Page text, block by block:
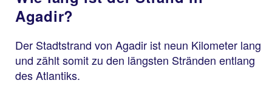
Agadir?
Der Stadtstrand von Agadir ist neun Kilometer lang
und zählt somit zu den längsten Stränden entlang
des Atlantiks.